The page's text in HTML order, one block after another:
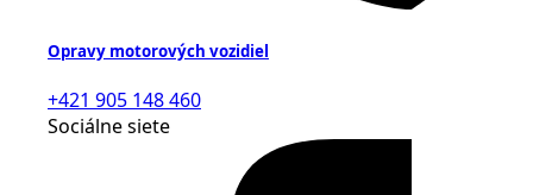
Opravy motorových vozidiel
+421 905 148 460
Sociálne siete